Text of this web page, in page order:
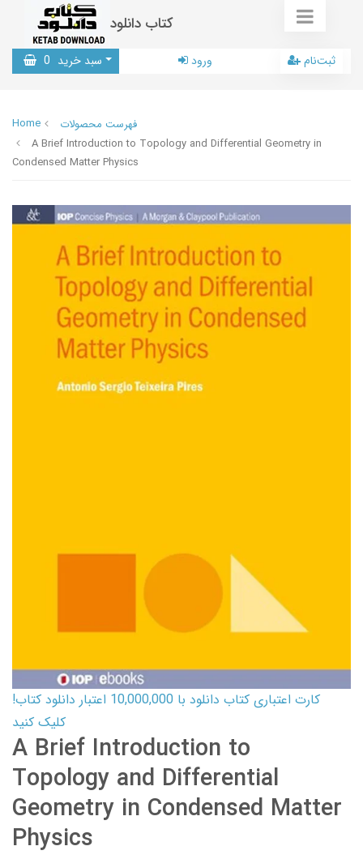
کتاب دانلود
سبد خرید 0 ورود ثبت‌نام
Home
فهرست محصولات
A Brief Introduction to Topology and Differential Geometry in
Condensed Matter Physics
کارت اعتباری کتاب دانلود با 10,000,000 اعتبار دانلود کتاب!
کلیک کنید
A Brief Introduction to
Topology and Differential
Geometry in Condensed Matter
Physics